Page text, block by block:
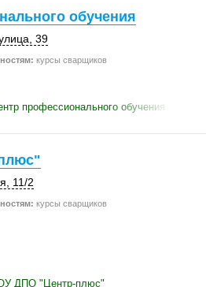
обучения
39
курсы сварщиков
профессионального обучения
11/2
курсы сварщиков
ДПО "Центр-плюс"